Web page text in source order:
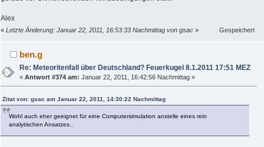
Alex
« Letzte Änderung: Januar 22, 2011, 16:53:33 Nachmittag von gsac » Gespeichert
ben.g
Re: Meteoritenfall über Deutschland? Feuerkugel 8.1.2011 17:51 MEZ
«Antwort #374 am: Januar 22, 2011, 16:42:56 Nachmittag »
Zitat von: gsac am Januar 22, 2011, 14:30:22 Nachmittag
Wohl auch eher geeignet für eine Computersimulation anstelle eines rein
analytischen Ansatzes..